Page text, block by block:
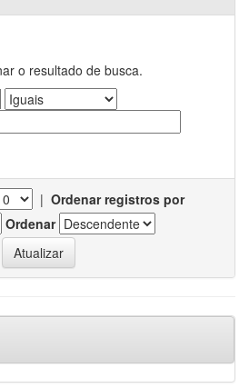
o resultado de busca.
| Ordenar registros por
Ordenar